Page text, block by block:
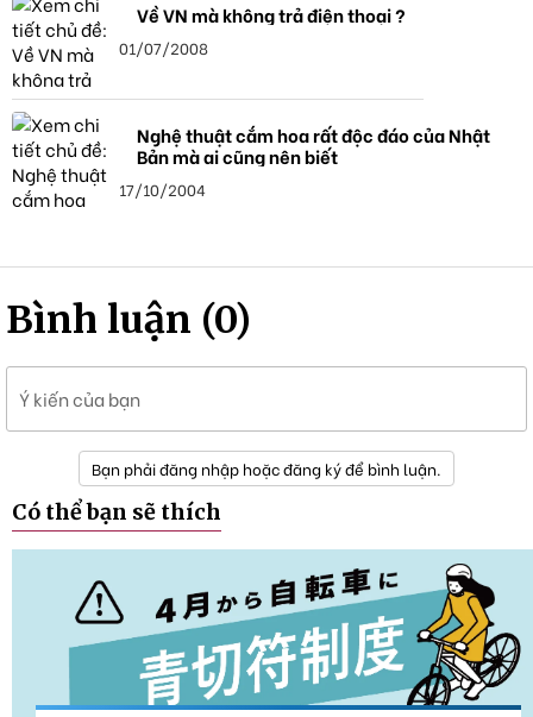
Về VN mà không trả điện thoại ?
01/07/2008
Nghệ thuật cắm hoa rất độc đáo của Nhật
Bản mà ai cũng nên biết
17/10/2004
Bình luận (0)
Ý kiến của bạn
Bạn phải đăng nhập hoặc đăng ký để bình luận.
Có thể bạn sẽ thích